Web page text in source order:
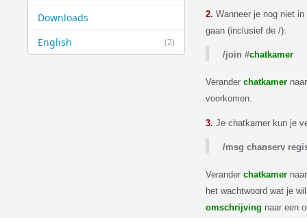
Downloads
(2)
English
2. Wanneer je nog niet
gaan (inclusief de /):
/join #chatkamer
Verander chatkamernaar
voorkomen.
3. Je chatkamer kun je
/msg chanserv
Verander chatkamernaar
het wachtwoord wat je
omschrijving naar een